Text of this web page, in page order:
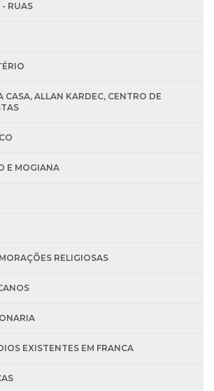
RUAS
CASA, ALLAN KARDEC, CENTRO DE
E MOGIANA
RELIGIOSAS
EXISTENTES EM FRANCA